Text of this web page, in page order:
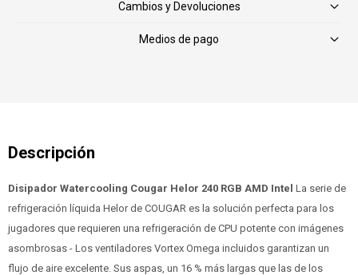
Cambios y Devoluciones
Medios de pago
Disipador Watercooling Cougar Helor 240 RGB AMD Intel La serie de
refrigeración líquida Helor de COUGAR es la solución perfecta para los
jugadores que requieren una refrigeración de CPU potente con imágenes
asombrosas - Los ventiladores Vortex Omega incluidos garantizan un
flujo de aire excelente. Sus aspas, un 16 % más largas que las de los